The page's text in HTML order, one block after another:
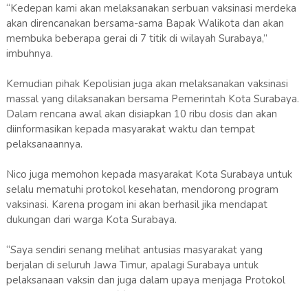
“Kedepan kami akan melaksanakan serbuan vaksinasi merdeka
akan direncanakan bersama-sama Bapak Walikota dan akan
membuka beberapa gerai di 7 titik di wilayah Surabaya,”
imbuhnya.
Kemudian pihak Kepolisian juga akan melaksanakan vaksinasi
massal yang dilaksanakan bersama Pemerintah Kota Surabaya.
Dalam rencana awal akan disiapkan 10 ribu dosis dan akan
diinformasikan kepada masyarakat waktu dan tempat
pelaksanaannya.
Nico juga memohon kepada masyarakat Kota Surabaya untuk
selalu mematuhi protokol kesehatan, mendorong program
vaksinasi. Karena progam ini akan berhasil jika mendapat
dukungan dari warga Kota Surabaya.
“Saya sendiri senang melihat antusias masyarakat yang
berjalan di seluruh Jawa Timur, apalagi Surabaya untuk
pelaksanaan vaksin dan juga dalam upaya menjaga Protokol